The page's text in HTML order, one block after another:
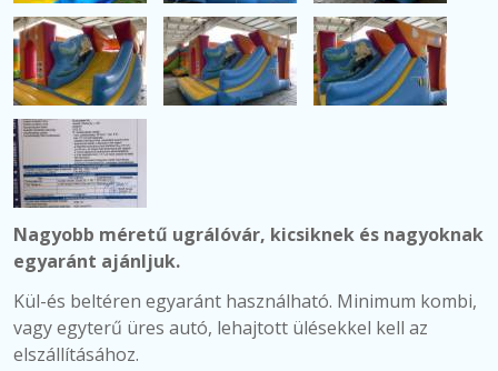
Nagyobb méretű ugrálóvár, kicsiknek és nagyoknak
egyaránt ajánljuk.
Kül-és beltéren egyaránt használható. Minimum kombi,
vagy egyterű üres autó, lehajtott ülésekkel kell az
elszállításához.